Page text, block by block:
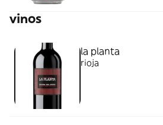
vinos
la planta
rioja